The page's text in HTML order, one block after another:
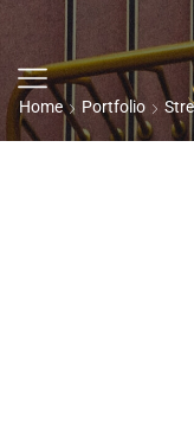
Home Portfolio